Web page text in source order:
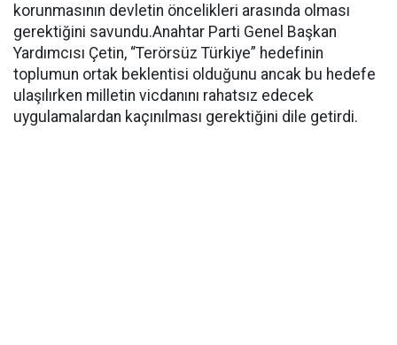
korunmasının devletin öncelikleri arasında olması
gerektiğini savundu.Anahtar Parti Genel Başkan
Yardımcısı Çetin, “Terörsüz Türkiye” hedefinin
toplumun ortak beklentisi olduğunu ancak bu hedefe
ulaşılırken milletin vicdanını rahatsız edecek
uygulamalardan kaçınılması gerektiğini dile getirdi.